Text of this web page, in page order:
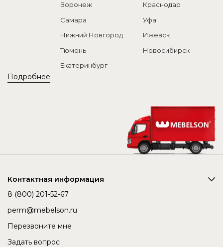
Подробнее
Воронеж
Краснодар
Самара
Уфа
Нижний Новгород
Ижевск
Тюмень
Новосибирск
Екатеринбург
Контактная информация
8 (800) 201-52-67
perm@mebelson.ru
Перезвоните мне
Задать вопрос